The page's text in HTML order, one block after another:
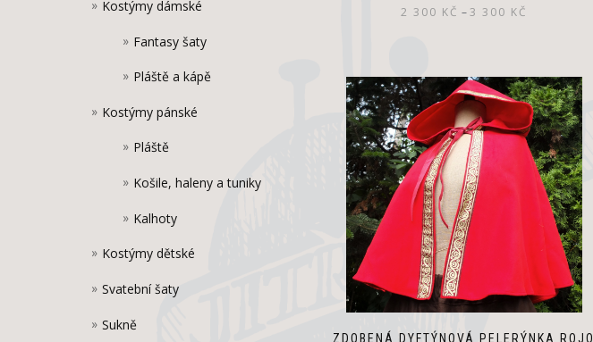
2 300 KČ –3 300 KČ
ZDOBENÁ DYFTÝNOVÁ PELERÝNKA ROJO
Kostýmy dámské
Fantasy šaty
Pláště a kápě
Kostýmy pánské
Pláště
Košile, haleny a tuniky
Kalhoty
Kostýmy dětské
Svatební šaty
Sukně